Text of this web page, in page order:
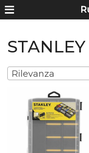
STANLEY
Rilevanza